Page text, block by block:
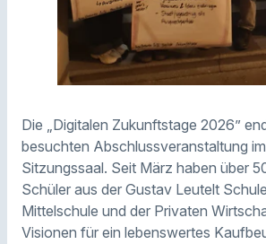
Die „Digitalen Zukunftstage 2026”
besuchten Abschlussveranstaltung
Sitzungssaal. Seit März haben über
Schüler aus der Gustav Leutelt
Mittelschule und der Privaten
Visionen für ein lebenswertes